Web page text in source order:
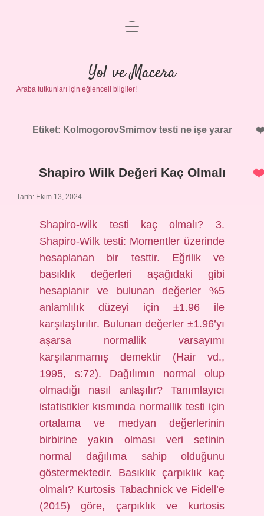
Anasayfa
Gizlilik Politikası
Yasal Uyarı
menüyü
Yol ve Macera
Araba tutkunları için eğlenceli bilgiler!
Etiket: KolmogorovSmirnov testi ne işe yarar
Shapiro Wilk Değeri Kaç Olmalı
Tarih: Ekim 13, 2024
Shapiro-wilk testi kaç olmalı? 3.
Shapiro-Wilk testi: Momentler üzerinde
hesaplanan bir testtir. Eğrilik ve
basıklık değerleri aşağıdaki gibi
hesaplanır ve bulunan değerler %5
anlamlılık düzeyi için ±1.96 ile
karşılaştırılır. Bulunan değerler ±1.96’yı
aşarsa normallik varsayımı
karşılanmamış demektir (Hair vd.,
1995, s:72). Dağılımın normal olup
olmadığı nasıl anlaşılır? Tanımlayıcı
istatistikler kısmında normallik testi için
ortalama ve medyan değerlerinin
birbirine yakın olması veri setinin
normal dağılıma sahip olduğunu
göstermektedir. Basıklık çarpıklık kaç
olmalı? Kurtosis Tabachnick ve Fidell’e
(2015) göre, çarpıklık ve kurtosis